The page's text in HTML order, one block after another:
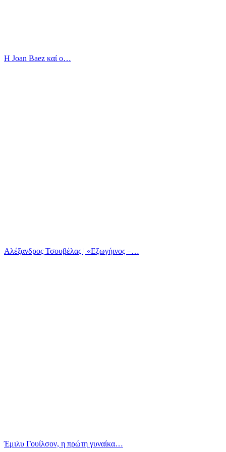
Η Joan Baez καί ο…
Αλέξανδρος Τσουβέλας | «Εξωγήινος –…
Έμιλυ Γουίλσον, η πρώτη γυναίκα…